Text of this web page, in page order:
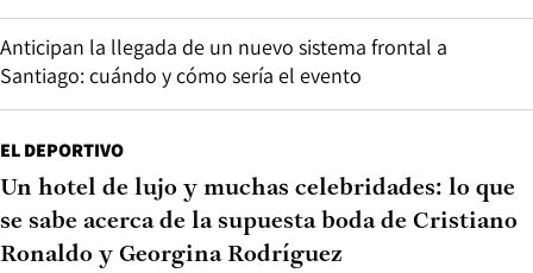
Anticipan la llegada de un nuevo sistema frontal a
Santiago: cuándo y cómo sería el evento
EL DEPORTIVO
Un hotel de lujo y muchas celebridades: lo que
se sabe acerca de la supuesta boda de Cristiano
Ronaldo y Georgina Rodríguez